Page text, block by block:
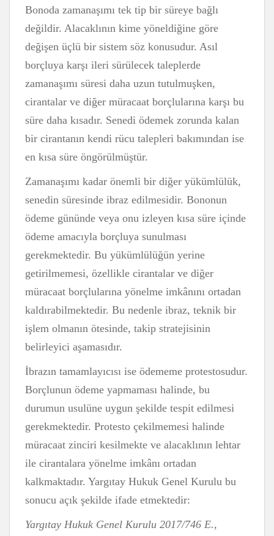
Bonoda zamanaşımı tek tip bir süreye bağlı
değildir. Alacaklının kime yöneldiğine göre
değişen üçlü bir sistem söz konusudur. Asıl
borçluya karşı ileri sürülecek taleplerde
zamanaşımı süresi daha uzun tutulmuşken,
cirantalar ve diğer müracaat borçlularına karşı bu
süre daha kısadır. Senedi ödemek zorunda kalan
bir cirantanın kendi rücu talepleri bakımından ise
en kısa süre öngörülmüştür.
Zamanaşımı kadar önemli bir diğer yükümlülük,
senedin süresinde ibraz edilmesidir. Bononun
ödeme gününde veya onu izleyen kısa süre içinde
ödeme amacıyla borçluya sunulması
gerekmektedir. Bu yükümlülüğün yerine
getirilmemesi, özellikle cirantalar ve diğer
müracaat borçlularına yönelme imkânını ortadan
kaldırabilmektedir. Bu nedenle ibraz, teknik bir
işlem olmanın ötesinde, takip stratejisinin
belirleyici aşamasıdır.
İbrazın tamamlayıcısı ise ödememe protestosudur.
Borçlunun ödeme yapmaması halinde, bu
durumun usulüne uygun şekilde tespit edilmesi
gerekmektedir. Protesto çekilmemesi halinde
müracaat zinciri kesilmekte ve alacaklının lehtar
ile cirantalara yönelme imkânı ortadan
kalkmaktadır. Yargıtay Hukuk Genel Kurulu bu
sonucu açık şekilde ifade etmektedir:
Yargıtay Hukuk Genel Kurulu 2017/746 E.,